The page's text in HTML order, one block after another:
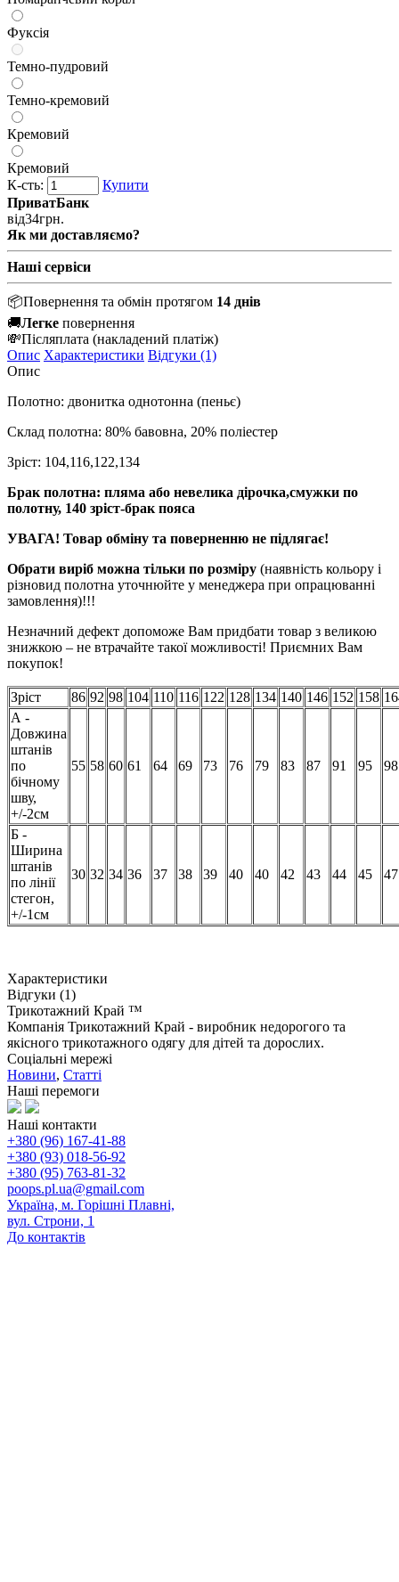
Фуксія
Темно-пудровий
Темно-кремовий
Кремовий
Кремовий
К-сть:
Купити
ПриватБанк
від34грн.
Як ми доставляємо?
Наші сервіси
📦Повернення та обмін протягом 14 днів
🚚Легке повернення
💸Післяплата (накладений платіж)
Опис Характеристики Відгуки (1)
Опис
Полотно: двонитка однотонна (пеньє)
Склад полотна: 80% бавовна, 20% поліестер
Зріст: 104,116,122,134
Брак полотна: пляма або невелика дірочка,смужки по
полотну, 140 зріст-брак пояса
УВАГА! Товар обміну та поверненню не підлягає!
Обрати виріб можна тільки по розміру (наявність кольору і
різновид полотна уточнюйте у менеджера при опрацюванні
замовлення)!!!
Незначний дефект допоможе Вам придбати товар з великою
знижкою – не втрачайте такої можливості! Приємних Вам
покупок!
Зріст 86 92 98 104 110 116 122 128 134 140 146 152 158
А -
Довжина
штанів
по
бічному
шву,
+/-2см
55 58 60 61 64 69 73 76 79 83 87 91 95 98
Б -
Ширина
штанів
по лінії
стегон,
+/-1см
30 32 34 36 37 38 39 40 40 42 43 44 45 47
Характеристики
Відгуки (1)
Трикотажний Край ™
Компанія Трикотажний Край - виробник недорогого та
якісного трикотажного одягу для дітей та дорослих.
Соціальні мережі
Новини, Статті
Наші перемоги
Наші контакти
+380 (96) 167-41-88
+380 (93) 018-56-92
+380 (95) 763-81-32
poops.pl.ua@gmail.com
Україна, м. Горішні Плавні,
вул. Строни, 1
До контактів